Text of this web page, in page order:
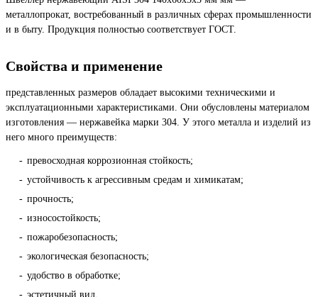
металлопрокат, востребованный в различных сферах промышленности
и в быту. Продукция полностью соответствует ГОСТ.
Свойства и применение
представленных размеров обладает высокими техническими и
эксплуатационными характеристиками. Они обусловлены материалом
изготовления — нержавейка марки 304. У этого металла и изделий из
него много преимуществ:
превосходная коррозионная стойкость;
устойчивость к агрессивным средам и химикатам;
прочность;
износостойкость;
пожаробезопасность;
экологическая безопасность;
удобство в обработке;
эстетичный вид.